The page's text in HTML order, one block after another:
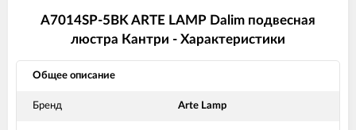
A7014SP-5BK ARTE LAMP Dalim подвесная
люстра Кантри - Характеристики
Общее описание
Бренд Arte Lamp